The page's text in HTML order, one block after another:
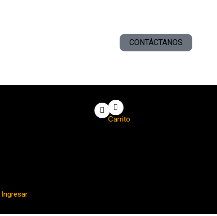
CONTÁCTANOS
Ingresar
Carrito